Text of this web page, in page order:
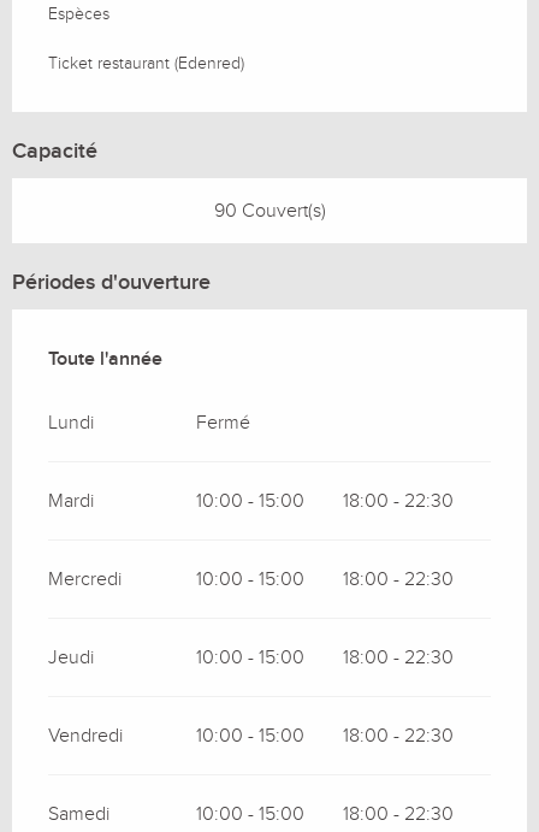
Espèces
Ticket restaurant (Edenred)
Capacité
90 Couvert(s)
Périodes d'ouverture
Toute l'année
Toute l'année
Lundi Fermé
Mardi 10:00 - 15:00 18:00 - 22:30
Mercredi 10:00 - 15:00 18:00 - 22:30
Jeudi 10:00 - 15:00 18:00 - 22:30
Vendredi 10:00 - 15:00 18:00 - 22:30
Samedi 10:00 - 15:00 18:00 - 22:30